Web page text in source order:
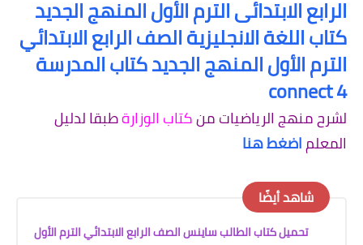
الرابع الابتدائى الترم الأول المنهج الجديد
كتاب اللغة الانجليزية الصف الرابع الابتدائي
الترم الأول المنهج الجديد كتاب المدرسة
connect 4
لشرح منهج الرياضيات منكتاب الوزارةطبقا لدليل
المعلماضغط هنا
شاهد أيضًا
تحميل كتاب الطالب ساينس الصف الرابع الابتدائي الترم الأول